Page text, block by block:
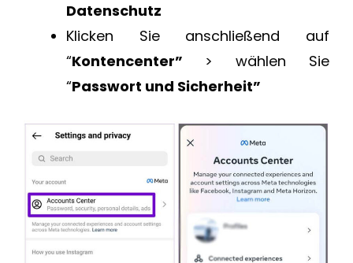
Datenschutz
Klicken Sie anschließend auf
“Kontencenter” > wählen Sie
“Passwort und Sicherheit”